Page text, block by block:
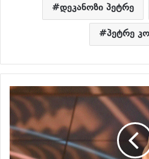
დეკანოზი პეტრე
პეტრე